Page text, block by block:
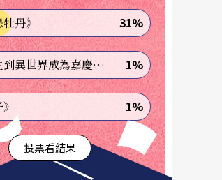
牡丹》 31%
《轉生到異世界成為嘉慶君—發現我的祖先是詐騙集團!?》 1%
1%
投票看結果